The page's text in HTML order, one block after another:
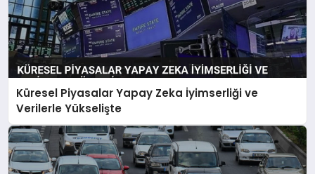
Küresel Piyasalar Yapay Zeka İyimserliği ve
Verilerle Yükselişte